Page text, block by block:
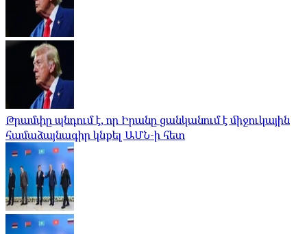
Թրամփը պնդում է, որ Իրանը ցանկանում է միջուկային
համաձայնագիր կնքել ԱՄՆ-ի հետ